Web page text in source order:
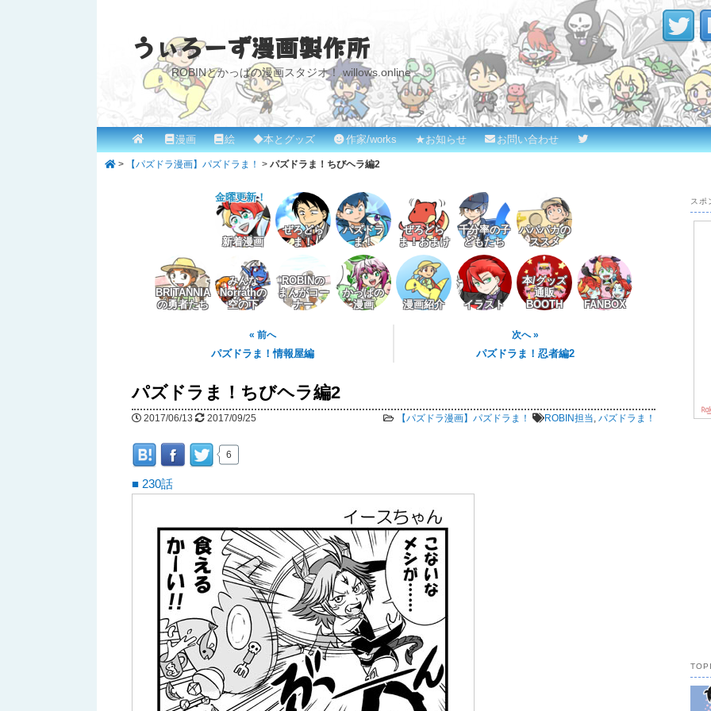
うぃろーず漫画製作所
ROBINとかっぱの漫画スタジオ！ willows.online
メ
イ
メ
イ
移
漫画 絵 ◆本とグッズ 作家/works ★お知らせ お問い合わせ
> 【パズドラ漫画】パズドラま！ > パズドラま！ちびヘラ編2
新着漫画
金曜更新！
ぜろどら
ま！
パズドラ
ま！
ぜろどら
ま！おまけ
千分率の子
どもたち
パパバカの
ススメ
BRITANNIA
の勇者たち
みんな
Norrathの
空の下
ROBINの
まんがコー
ナー
かっぱの
漫画
漫画紹介 イラスト
本/グッズ
通販
BOOTH
FANBOX
« 前へ
パズドラま！情報屋編
次へ »
パズドラま！忍者編2
パズドラま！ちびヘラ編2
2017/06/13 2017/09/25 【パズドラ漫画】パズドラま！ ROBIN担当, パズドラま！
6
■ 230話
スポ